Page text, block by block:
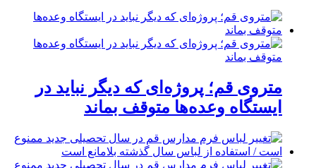
متروی قم؛ پروژه‌ای که دیگر نباید در
ایستگاه وعده‌ها متوقف بماند